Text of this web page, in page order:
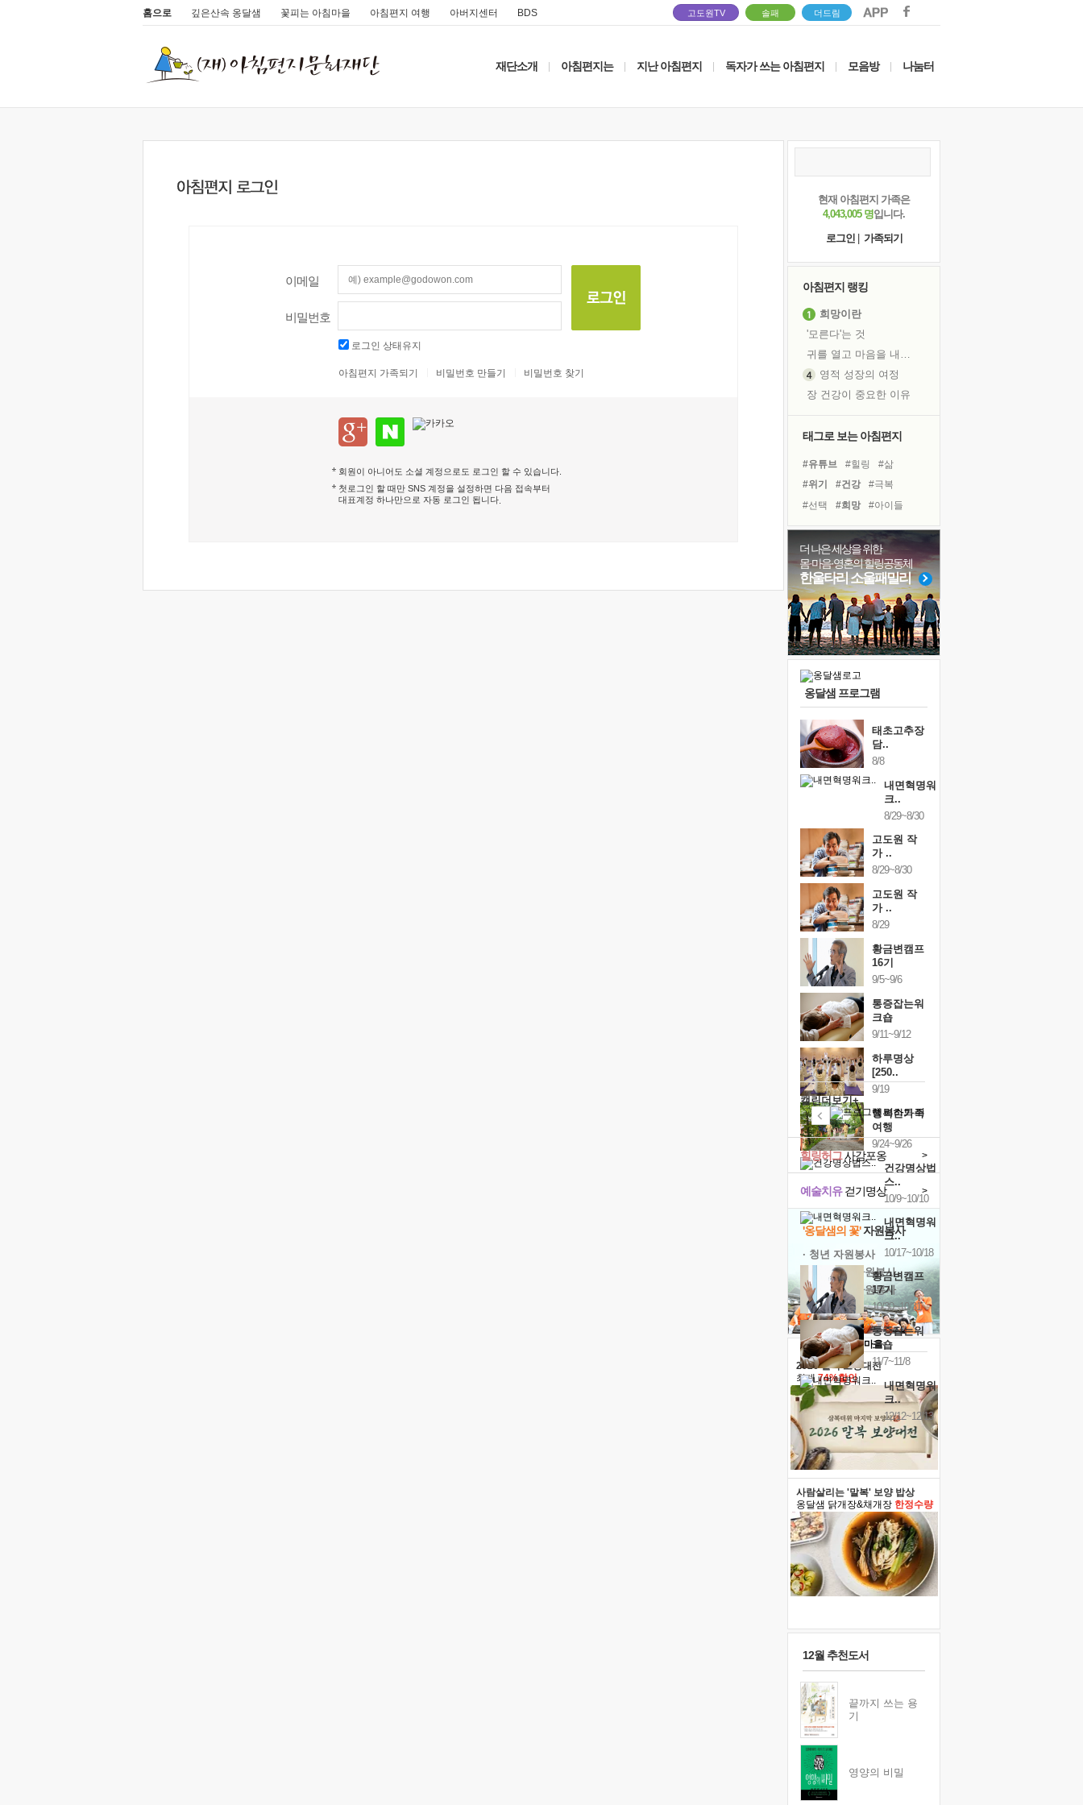
홈으로 깊은산속 옹달샘 꽃피는 아침마을 아침편지 여행 아버지센터 BDS 고도원TV 솔패 더드림
재단소개 아침편지는 지난 아침편지 독자가 쓰는 아침편지 모음방 나눔터
이메일
비밀번호
로그인 상태유지
아침편지 가족되기 비밀번호 만들기 비밀번호 찾기
회원이 아니어도 소셜 계정으로도 로그인 할 수 있습니다.
첫로그인 할 때만 SNS 계정을 설정하면 다음 접속부터
대표계정 하나만으로 자동 로그인 됩니다
현재 아침편지 가족은
4,043,005 명입니다.
로그인
가족되기
아침편지 랭킹
희망이란
'모른다'는 것
귀를 열고 마음을 내어주고
영적 성장의 여정
장 건강이 중요한 이유
꿈이 실제가 되는 것
'말 타는 법'을 먼저
졸업식 사진을 보며
아픈 아버지를 위한 공간 설계
극심한 변비, 어깨결림, 수면 장애
보고 싶은 어머니
유년 시절의 부산 영도 바다
못된 꼰대들
거울 속의 나
태그로 보는 아침편지
#유튜브 #힐링
#삶
#위기
#건강
#극복
#선택
#희망
#아이들
#독서캠프
#나눔
#링컨학교
#다짐
#명상
#면역력
#리더
#사람
#독서
#도움
#바이러스
#비전캠프
더 나은 세상을 위한
몸·마음·영혼의 힐링공동체
한울타리 소울패밀리
옹달샘 프로그램
태초고추장
담..
8/8
내면혁명워
크..
8/29~8/30
고도원 작
가 ..
8/29~8/30
고도원 작
가 ..
8/29
황금변캠프
16기
9/5~9/6
통증잡는워
크숍
9/11~9/12
하루명상
[250..
9/19
행복한가족
여행
9/24~9/26
건강명상법
스..
10/9~10/10
내면혁명워
크..
10/17~10/18
황금변캠프
17기
10/30~10/31
통증잡는워
크숍
11/7~11/8
내면혁명워
크..
12/12~12/13
캘린더보기+
예술치유걷기명상 >
힐링허그사감포옹 >
'옹달샘의 꽃'자원봉사
· 청년 자원봉사
· 금빛청년 자원봉사
· 음식연구 자원봉사
2026 말복 보양대전
최대 74%할인
사람살리는 '말복' 보양 밥상
옹달샘 닭개장&채개장 한정수량
12월 추천도서
끝까지 쓰는 용
기
영양의 비밀